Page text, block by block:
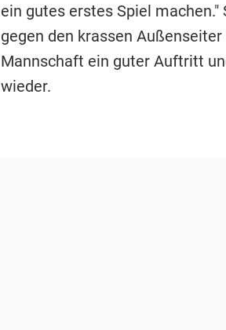
ein gutes erstes Spiel
gegen den krassen
Mannschaft ein guter Auftritt
wieder.